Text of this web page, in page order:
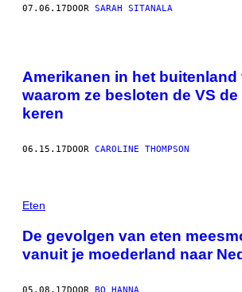
07.06.17DOOR SARAH SITANALA
Amerikanen in het buitenland
waarom ze besloten de VS
keren
06.15.17DOOR CAROLINE THOMPSON
Eten
De gevolgen van eten
vanuit je moederland naar
05.08.17DOOR BO HANNA